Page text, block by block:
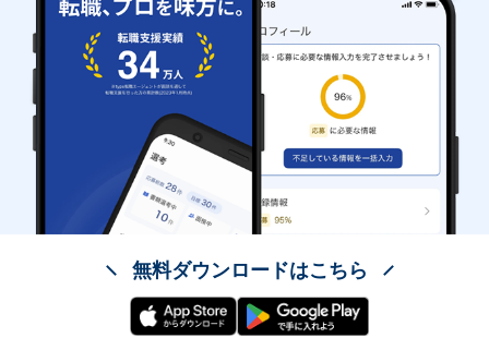
無料ダウンロードはこちら